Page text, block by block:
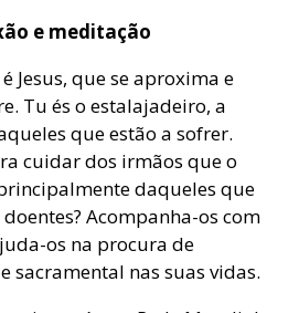
e meditação
Jesus, que se aproxima e
Tu és o estalajadeiro, a
que estão a sofrer.
cuidar dos irmãos que o
daqueles que
Acompanha-os com
os na procura de
sacramental nas suas vidas.